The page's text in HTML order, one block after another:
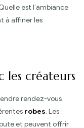
est l’ambiance
à affiner les
les créateurs
rendez-vous
robes. Les
et peuvent offrir